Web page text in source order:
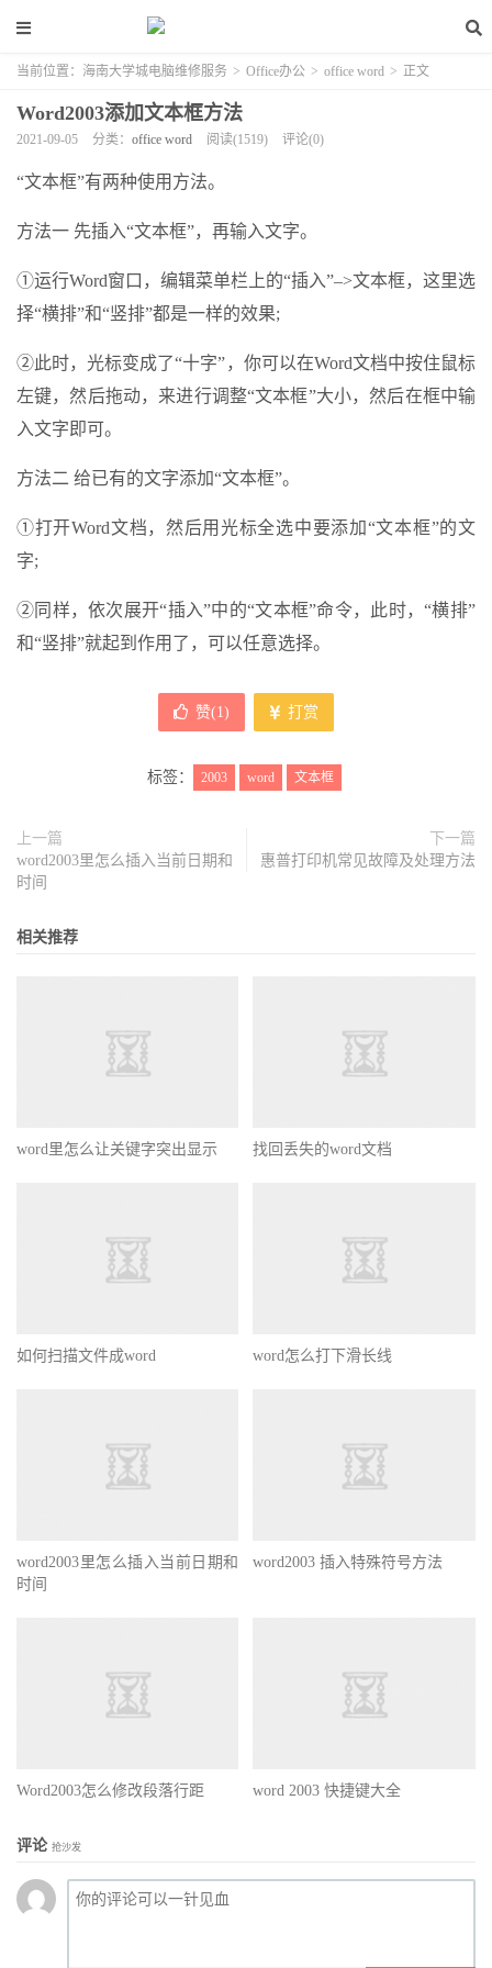
当前位置： 海南大学城电脑维修服务 > Office办公 > office word > 正文
Word2003添加文本框方法
2021-09-05 分类： office word 阅读(1519) 评论(0)
“文本框”有两种使用方法。
方法一 先插入“文本框”，再输入文字。
①运行Word窗口，编辑菜单栏上的“插入”–>文本框，这里选
择“横排”和“竖排”都是一样的效果;
②此时，光标变成了“十字”，你可以在Word文档中按住鼠标
左键，然后拖动，来进行调整“文本框”大小，然后在框中输
入文字即可。
方法二 给已有的文字添加“文本框”。
①打开Word文档，然后用光标全选中要添加“文本框”的文
字;
②同样，依次展开“插入”中的“文本框”命令，此时，“横排”
和“竖排”就起到作用了，可以任意选择。
赞(1) 打赏
标签： 2003 word 文本框
上一篇
word2003里怎么插入当前日期和
时间
下一篇
惠普打印机常见故障及处理方法
相关推荐
word里怎么让关键字突出显示 找回丢失的word文档
如何扫描文件成word word怎么打下滑长线
word2003里怎么插入当前日期和
时间
word2003 插入特殊符号方法
Word2003怎么修改段落行距 word 2003 快捷键大全
评论 抢沙发